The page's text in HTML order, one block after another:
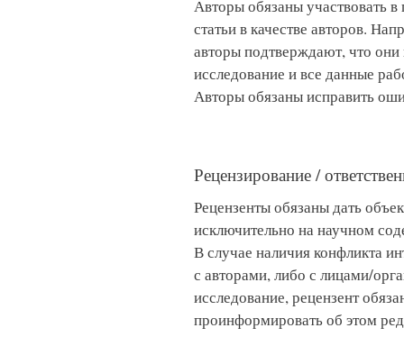
Авторы обязаны участвовать
статьи в качестве авторов.
авторы подтверждают, что
исследование и все данные
Авторы обязаны исправить
Рецензирование /
Рецензенты обязаны дать
исключительно на научном
В случае наличия конфликта
с авторами, либо с лицами/
исследование, рецензент
проинформировать об этом